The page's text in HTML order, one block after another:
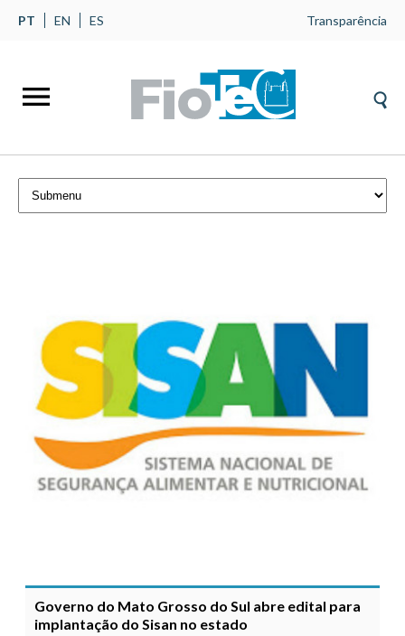
PT EN ES Transparência
Governo do Mato Grosso do Sul abre edital para
implantação do Sisan no estado